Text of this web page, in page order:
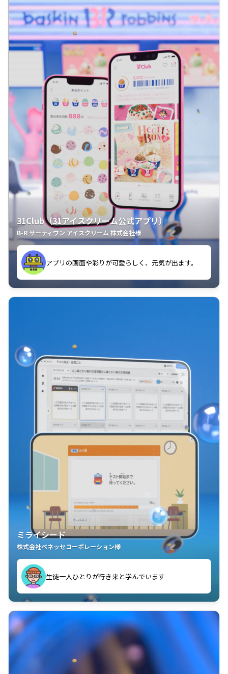
31Club（31アイスクリーム公式アプリ）
B-R サーティワン アイスクリーム 株式会社様
アプリの画面や彩りが可愛らしく、元気が出ます。
クラスごとに特典があるようなので使うのが楽しいで
す。
ミライシード
株式会社ベネッセコーポレーション様
生徒一人ひとりが行き来と学んでいます
教室中の児童生徒が「問題が解けてうれしい」「解く
ことが楽しい」を実感しています